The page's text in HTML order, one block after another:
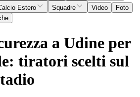
Estero Squadre Video
Foto
a Udine per
tiratori scelti sul